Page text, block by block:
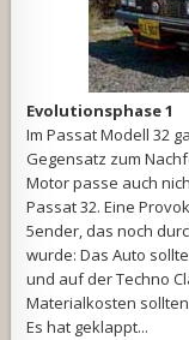
Evolutionsphase 1
Im Passat Modell 32
Gegensatz zum
Motor passe auch
Passat 32. Eine
5ender, das noch
wurde: Das Auto
und auf der Techno
Materialkosten
Es hat geklappt...